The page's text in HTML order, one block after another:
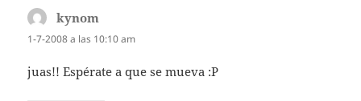
kynom
1-7-2008 a las 10:10 am
juas!! Espérate a que se mueva :P